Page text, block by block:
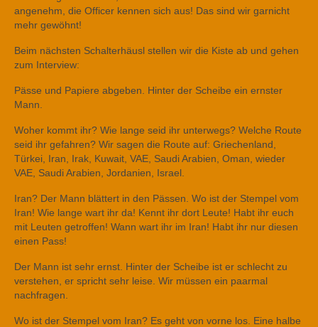
angenehm, die Officer kennen sich aus! Das sind wir garnicht
mehr gewöhnt!
Beim nächsten Schalterhäusl stellen wir die Kiste ab und gehen
zum Interview:
Pässe und Papiere abgeben. Hinter der Scheibe ein ernster
Mann.
Woher kommt ihr? Wie lange seid ihr unterwegs? Welche Route
seid ihr gefahren? Wir sagen die Route auf: Griechenland,
Türkei, Iran, Irak, Kuwait, VAE, Saudi Arabien, Oman, wieder
VAE, Saudi Arabien, Jordanien, Israel.
Iran? Der Mann blättert in den Pässen. Wo ist der Stempel vom
Iran! Wie lange wart ihr da! Kennt ihr dort Leute! Habt ihr euch
mit Leuten getroffen! Wann wart ihr im Iran! Habt ihr nur diesen
einen Pass!
Der Mann ist sehr ernst. Hinter der Scheibe ist er schlecht zu
verstehen, er spricht sehr leise. Wir müssen ein paarmal
nachfragen.
Wo ist der Stempel vom Iran? Es geht von vorne los. Eine halbe